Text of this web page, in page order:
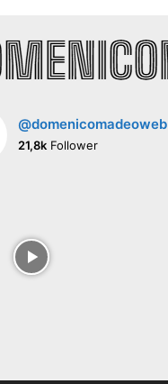
@domenicomadeoweb
21,8k Follower